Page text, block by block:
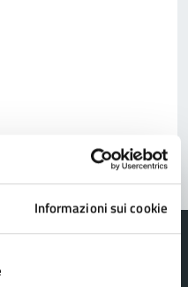
Informazioni sui cookie